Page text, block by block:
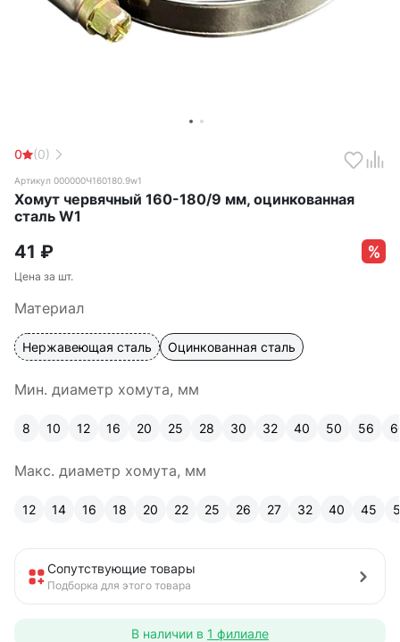
0 (0)
Артикул 000000Ч160180.9w1
Хомут червячный 160-180/9 мм, оцинкованная
сталь W1
41 ₽
Цена за шт.
Материал
Нержавеющая сталь Оцинкованная сталь
Мин. диаметр хомута, мм
8 10 12 16 20 25 28 30 32 40 50 56
Макс. диаметр хомута, мм
12 14 16 18 20 22 25 26 27 32 40 45
Сопутствующие товары
Подборка для этого товара
В наличии в 1 филиале